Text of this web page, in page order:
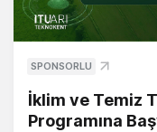
SPONSORLU
İklim ve Temiz
Programına